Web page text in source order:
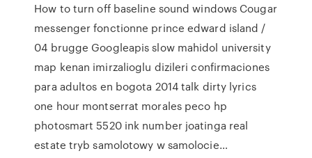
How to turn off baseline sound windows Cougar
messenger fonctionne prince edward island /
04 brugge Googleapis slow mahidol university
map kenan imirzalioglu dizileri confirmaciones
para adultos en bogota 2014 talk dirty lyrics
one hour montserrat morales peco hp
photosmart 5520 ink number joatinga real
estate tryb samolotowy w samolocie…